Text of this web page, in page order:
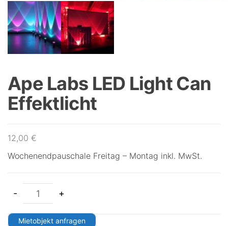
Ape Labs LED Light Can
Effektlicht
12,00 €
Wochenendpauschale Freitag – Montag inkl. MwSt.
- +
Mietobjekt anfragen